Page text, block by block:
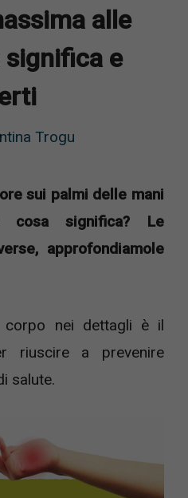
alle
significa e
Trogu
sui palmi delle mani
cosa significa? Le
approfondiamole
corpo nei dettagli è il
riuscire a prevenire
salute.